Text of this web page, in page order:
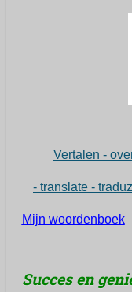
Vertalen -
- translate -
Mijn woordenboek
Succes en